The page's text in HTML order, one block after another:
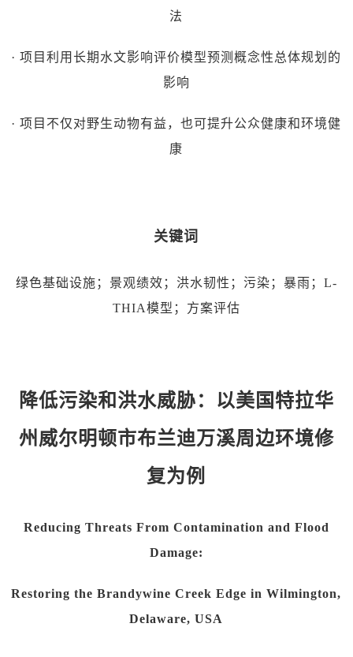
法
· 项目利用长期水文影响评价模型预测概念性总体规划的
影响
· 项目不仅对野生动物有益，也可提升公众健康和环境健
康
关键词
绿色基础设施；景观绩效；洪水韧性；污染；暴雨；L-
THIA模型；方案评估
降低污染和洪水威胁：以美国特拉华
州威尔明顿市布兰迪万溪周边环境修
复为例
Reducing Threats From Contamination and Flood
Damage:
Restoring the Brandywine Creek Edge in Wilmington,
Delaware, USA